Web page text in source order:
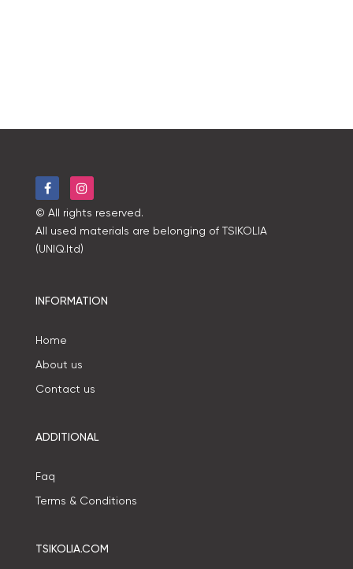
© All rights reserved.
All used materials are belonging of TSIKOLIA
(UNIQ.ltd)
INFORMATION
Home
About us
Contact us
ADDITIONAL
Faq
Terms & Conditions
TSIKOLIA.COM